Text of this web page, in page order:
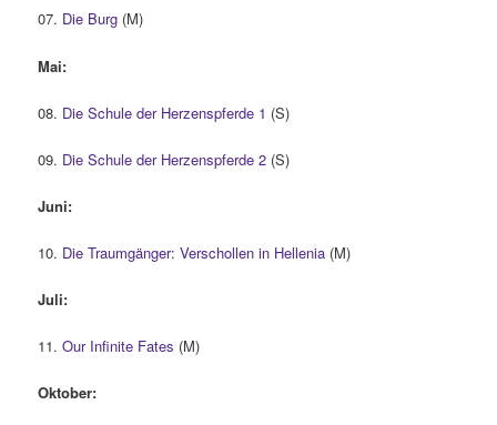
07. Die Burg (M)
Mai:
08. Die Schule der Herzenspferde 1 (S)
09. Die Schule der Herzenspferde 2 (S)
Juni:
10. Die Traumgänger: Verschollen in Hellenia (M)
Juli:
11.Our Infinite Fates (M)
Oktober: